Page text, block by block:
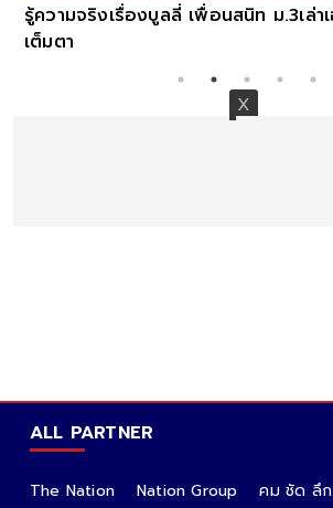
นาทีสลดเห็น
ALL PARTNER
The Nation Nation Group
คม ชัด ลึก